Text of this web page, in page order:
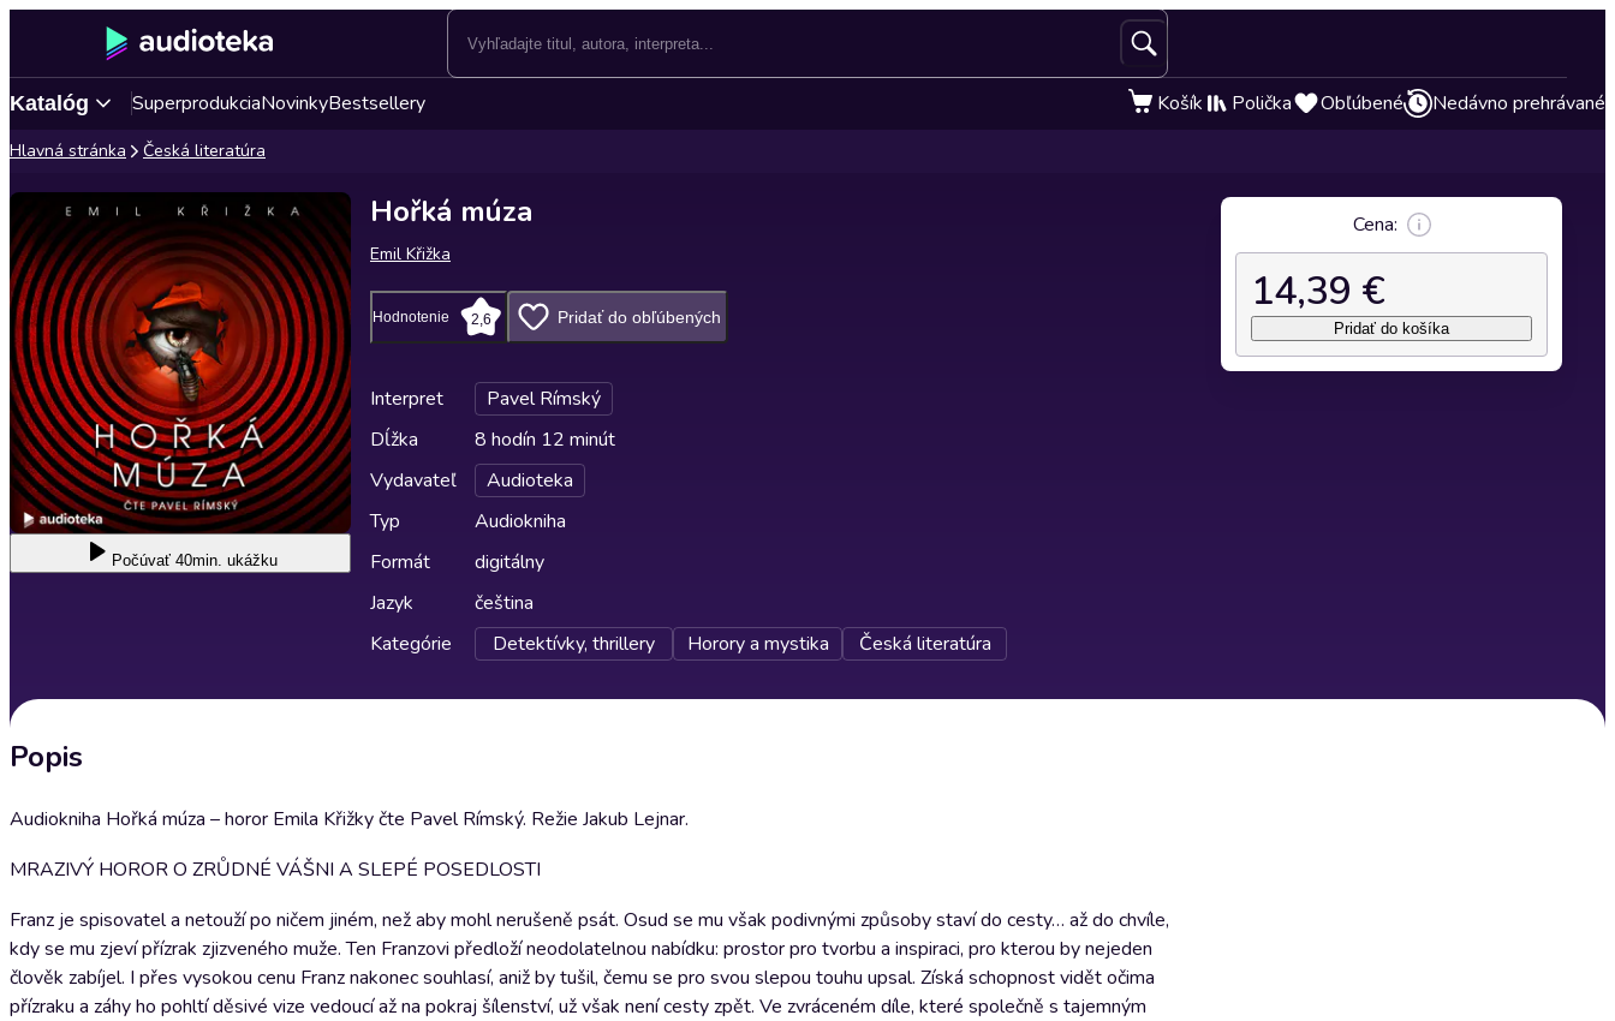
Katalóg SuperprodukciaNovinkyBestsellery Košík Polička Obľúbené Nedávno prehrávané
Hlavná stránka Česká literatúra
Počúvať 40min. ukážku
Hořká múza
Emil Křižka
Hodnotenie 2,6 Pridať do obľúbených
Interpret
Pavel Rímský
Dĺžka
8 hodín 12 minút
Vydavateľ
Audioteka
Typ
Audiokniha
Formát
digitálny
Jazyk
čeština
Kategórie
Detektívky, thrillery Horory a mystika Česká literatúra
Popis
Audiokniha Hořká múza – horor Emila Křižky čte Pavel Rímský. Režie Jakub Lejnar.
MRAZIVÝ HOROR O ZRŮDNÉ VÁŠNI A SLEPÉ POSEDLOSTI
Franz je spisovatel a netouží po ničem jiném, než aby mohl nerušeně psát. Osud se mu však podivnými způsoby staví do cesty… až do chvíle,
kdy se mu zjeví přízrak zjizveného muže. Ten Franzovi předloží neodolatelnou nabídku: prostor pro tvorbu a inspiraci, pro kterou by nejeden
člověk zabíjel. I přes vysokou cenu Franz nakonec souhlasí, aniž by tušil, čemu se pro svou slepou touhu upsal. Získá schopnost vidět očima
přízraku a záhy ho pohltí děsivé vize vedoucí až na pokraj šílenství, už však není cesty zpět. Ve zvráceném díle, které společně s tajemným
Cena:
14,39 €
Pridať do košíka